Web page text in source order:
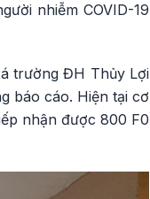
nhiễm COVID-19
trường ĐH Thủy Lợi
báo cáo. Hiện tại cơ
nhận được 800 F0